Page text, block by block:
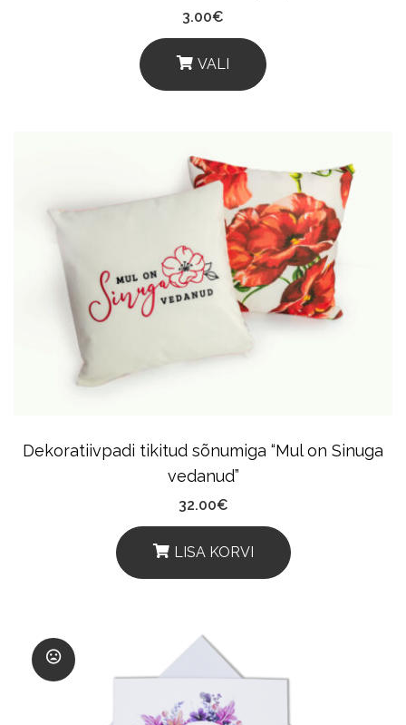
3.00€
VALI
This
Multiple
Variants.
The
Options
May
Chosen
Product
Page
Dekoratiivpadi tikitud sõnumiga “Mul on Sinuga
vedanud”
32.00€
LISA KORVI